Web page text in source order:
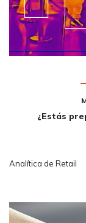
¿Estás
Analítica de Retail